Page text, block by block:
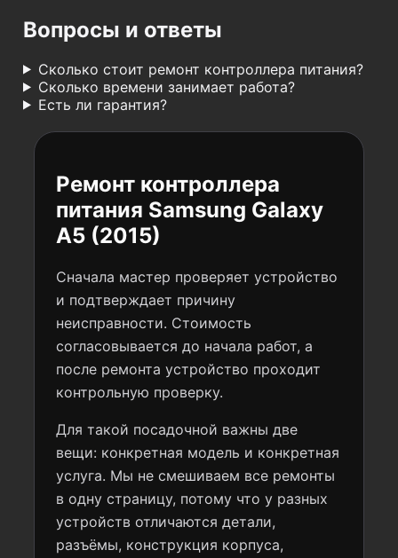
Вопросы и ответы
Сколько стоит ремонт контроллера питания?
Сколько времени занимает работа?
Есть ли гарантия?
Ремонт контроллера
питания Samsung Galaxy
A5 (2015)
Сначала мастер проверяет устройство
и подтверждает причину
неисправности. Стоимость
согласовывается до начала работ, а
после ремонта устройство проходит
контрольную проверку.
Для такой посадочной важны две
вещи: конкретная модель и конкретная
услуга. Мы не смешиваем все ремонты
в одну страницу, потому что у разных
устройств отличаются детали,
разъёмы, конструкция корпуса,